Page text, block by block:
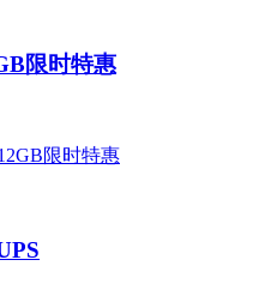
限时特惠